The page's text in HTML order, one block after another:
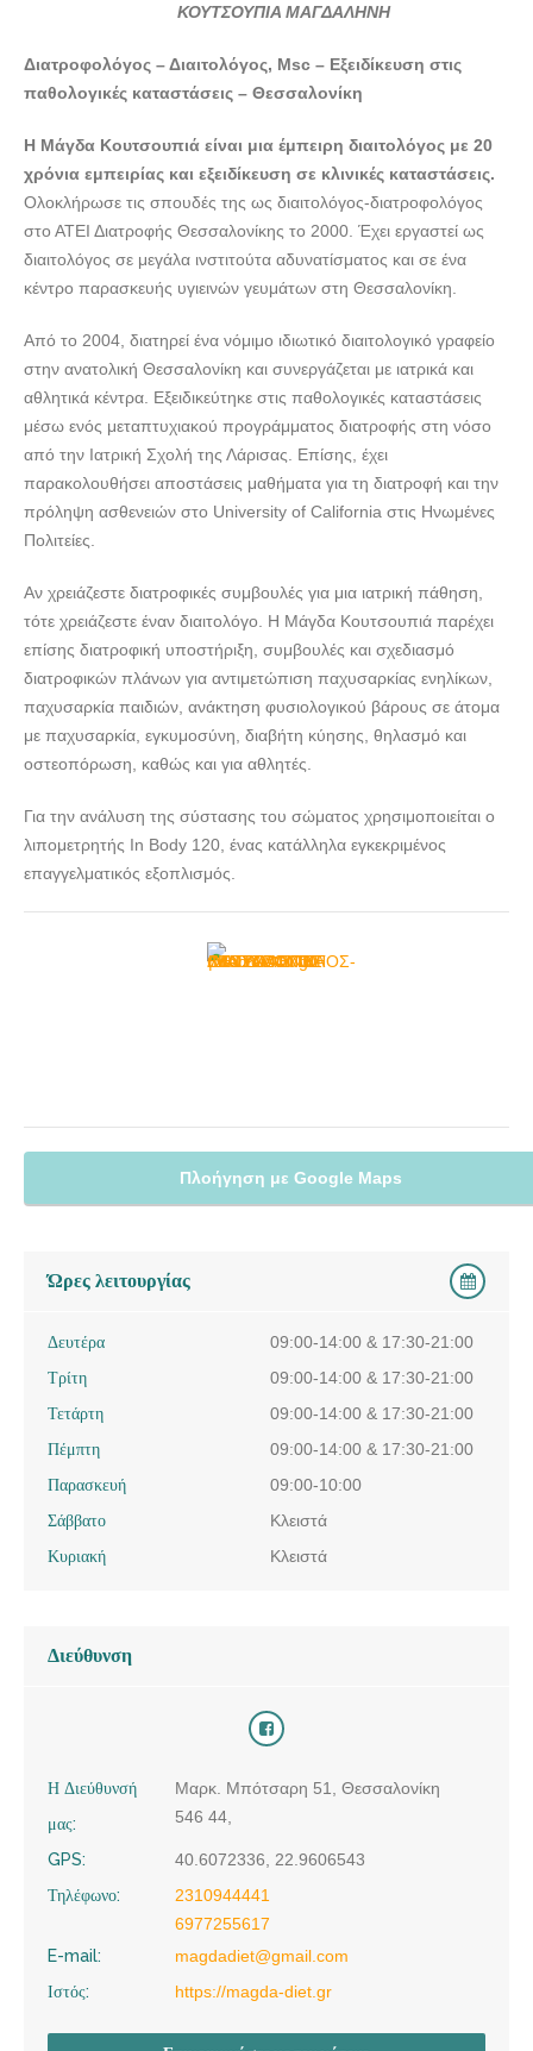
ΔΙΑΤΡΟΦΟΛΟΓΟΣ-ΔΙΑΙΤΟΛΟΓΟΣ ΘΕΣΣΑΛΟΝΙΚΗ |
ΔΙΑΤΡΟΦΟΛΟΓΟΣ-ΔΙΑΙΤΟΛΟΓΟΣ ΘΕΣΣΑΛΟΝΙΚΗ |
ΚΟΥΤΣΟΥΠΙΑ ΜΑΓΔΑΛΗΝΗ---doctors4u.gr
ΔΙΑΤΡΟΦΟΛΟΓΟΣ-ΔΙΑΙΤΟΛΟΓΟΣ ΘΕΣΣΑΛΟΝΙΚΗ |
ΚΟΥΤΣΟΥΠΙΑ ΜΑΓΔΑΛΗΝΗ---doctors4u.gr
ΔΙΑΤΡΟΦΟΛΟΓΟΣ-ΔΙΑΙΤΟΛΟΓΟΣ ΘΕΣΣΑΛΟΝΙΚΗ |
ΚΟΥΤΣΟΥΠΙΑ ΜΑΓΔΑΛΗΝΗ---doctors4u.gr
ΔΙΑΤΡΟΦΟΛΟΓΟΣ-ΔΙΑΙΤΟΛΟΓΟΣ ΘΕΣΣΑΛΟΝΙΚΗ |
ΚΟΥΤΣΟΥΠΙΑ ΜΑΓΔΑΛΗΝΗ---doctors4u.gr
ΚΟΥΤΣΟΥΠΙΑ ΜΑΓΔΑΛΗΝΗ
Διατροφολόγος – Διαιτολόγος, Msc – Εξειδίκευση στις
παθολογικές καταστάσεις – Θεσσαλονίκη
Η Μάγδα Κουτσουπιά είναι μια έμπειρη διαιτολόγος με 20
χρόνια εμπειρίας και εξειδίκευση σε κλινικές καταστάσεις.
Ολοκλήρωσε τις σπουδές της ως διαιτολόγος-διατροφολόγος
στο ΑΤΕΙ Διατροφής Θεσσαλονίκης το 2000. Έχει εργαστεί ως
διαιτολόγος σε μεγάλα ινστιτούτα αδυνατίσματος και σε ένα
κέντρο παρασκευής υγιεινών γευμάτων στη Θεσσαλονίκη.
Από το 2004, διατηρεί ένα νόμιμο ιδιωτικό διαιτολογικό γραφείο
στην ανατολική Θεσσαλονίκη και συνεργάζεται με ιατρικά και
αθλητικά κέντρα. Εξειδικεύτηκε στις παθολογικές καταστάσεις
μέσω ενός μεταπτυχιακού προγράμματος διατροφής στη νόσο
από την Ιατρική Σχολή της Λάρισας. Επίσης, έχει
παρακολουθήσει αποστάσεις μαθήματα για τη διατροφή και την
πρόληψη ασθενειών στο University of California στις Ηνωμένες
Πολιτείες.
Αν χρειάζεστε διατροφικές συμβουλές για μια ιατρική πάθηση,
τότε χρειάζεστε έναν διαιτολόγο. Η Μάγδα Κουτσουπιά παρέχει
επίσης διατροφική υποστήριξη, συμβουλές και σχεδιασμό
διατροφικών πλάνων για αντιμετώπιση παχυσαρκίας ενηλίκων,
παχυσαρκία παιδιών, ανάκτηση φυσιολογικού βάρους σε άτομα
με παχυσαρκία, εγκυμοσύνη, διαβήτη κύησης, θηλασμό και
οστεοπόρωση, καθώς και για αθλητές.
Για την ανάλυση της σύστασης του σώματος χρησιμοποιείται ο
λιπομετρητής In Body 120, ένας κατάλληλα εγκεκριμένος
επαγγελματικός εξοπλισμός.
Πλοήγηση με Google Maps
Ώρες λειτουργίας
Δευτέρα
09:00-14:00 & 17:30-21:00
Τρίτη
09:00-14:00 & 17:30-21:00
Τετάρτη
09:00-14:00 & 17:30-21:00
Πέμπτη
09:00-14:00 & 17:30-21:00
Παρασκευή
09:00-10:00
Σάββατο
Κλειστά
Κυριακή
Κλειστά
Διεύθυνση
Η Διεύθυνσή
μας:
Μαρκ. Μπότσαρη 51, Θεσσαλονίκη
546 44,
GPS:
40.6072336, 22.9606543
Τηλέφωνο:
2310944441
6977255617
E-mail:
magdadiet@gmail.com
Ιστός:
https://magda-diet.gr